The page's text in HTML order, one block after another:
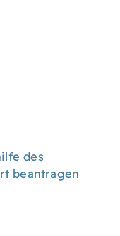
des
beantragen